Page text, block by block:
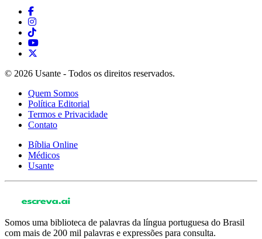
© 2026 Usante - Todos os direitos reservados.
Quem Somos
Política Editorial
Termos e Privacidade
Contato
Bíblia Online
Médicos
Usante
Somos uma biblioteca de palavras da língua portuguesa do Brasil
com mais de 200 mil palavras e expressões para consulta.